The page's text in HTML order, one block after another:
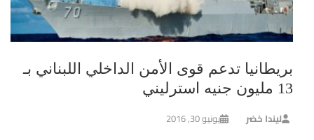
بريطانيا تدعم قوى الأمن الداخلي اللبناني بـ
13 مليون جنيه استرليني
ليندا خضر يونيو 30, 2016